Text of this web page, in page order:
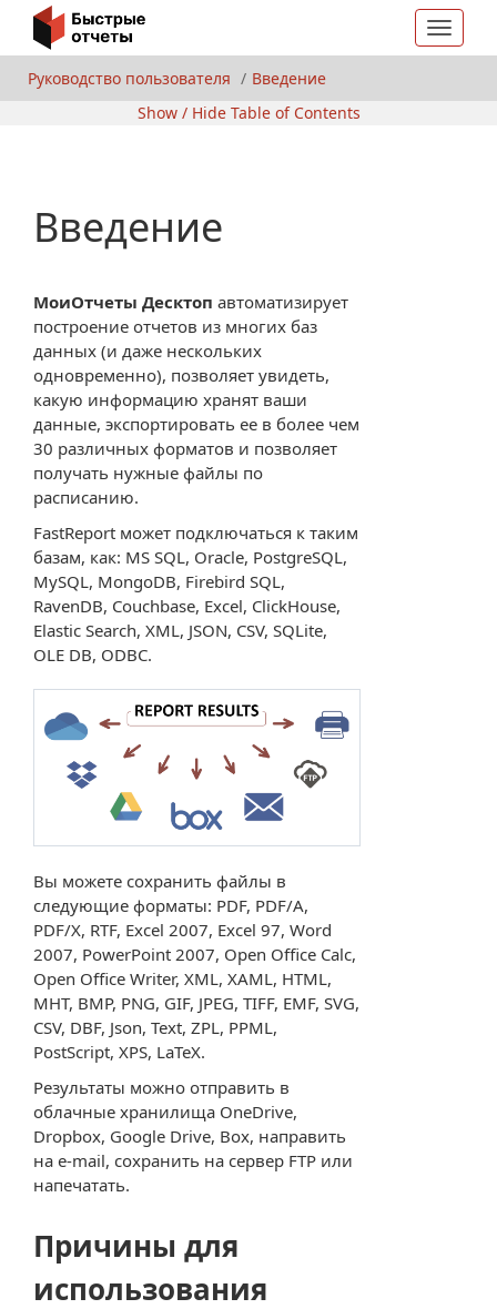
Toggle
Руководство пользователя
Введение
Show / Hide Table of Contents
Введение
МоиОтчеты Десктоп автоматизирует
построение отчетов из многих баз
данных (и даже нескольких
одновременно), позволяет увидеть,
какую информацию хранят ваши
данные, экспортировать ее в более чем
30 различных форматов и позволяет
получать нужные файлы по
расписанию.
FastReport может подключаться к таким
базам, как: MS SQL, Oracle, PostgreSQL,
MySQL, MongoDB, Firebird SQL,
RavenDB, Couchbase, Excel, ClickHouse,
Elastic Search, XML, JSON, CSV, SQLite,
OLE DB, ODBC.
Вы можете сохранить файлы в
следующие форматы: PDF, PDF/A,
PDF/X, RTF, Excel 2007, Excel 97, Word
2007, PowerPoint 2007, Open Office Calc,
Open Office Writer, XML, XAML, HTML,
MHT, BMP, PNG, GIF, JPEG, TIFF, EMF, SVG,
CSV, DBF, Json, Text, ZPL, PPML,
PostScript, XPS, LaTeX.
Результаты можно отправить в
облачные хранилища OneDrive,
Dropbox, Google Drive, Box, направить
на e-mail, сохранить на сервер FTP или
напечатать.
Причины для
использования